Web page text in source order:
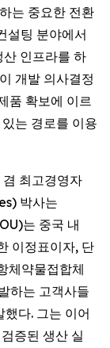
는 중요한 전환
설팅 분야에서
인프라를 하
개발 의사결정
품 확보에 이르
는 경로를 이용
최고경영자
박사는
는 중국 내
이정표이자, 단
체약물접합체
하는 고객사들
다. 그는 이어
증된 생산 실